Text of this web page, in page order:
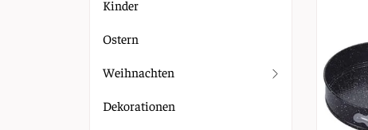
Kinder
Ostern
Weihnachten
Dekorationen